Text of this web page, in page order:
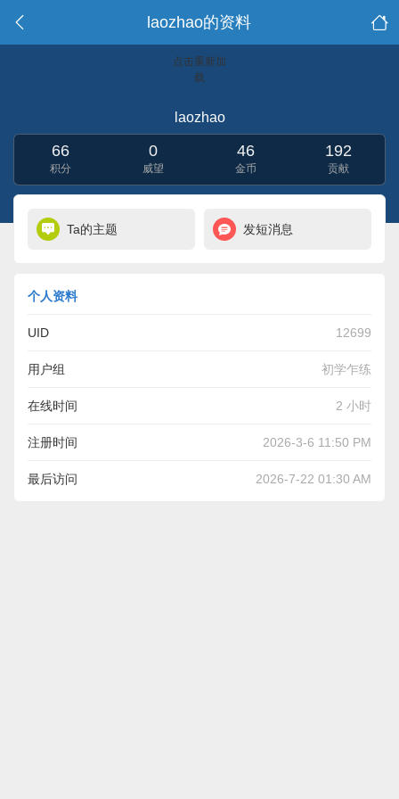
laozhao的资料
点击重新加
载
laozhao
66
积分
0
威望
46
金币
192
贡献
Ta的主题 发短消息
个人资料
UID 12699
用户组 初学乍练
在线时间 2 小时
注册时间 2026-3-6 11:50 PM
最后访问 2026-7-22 01:30 AM